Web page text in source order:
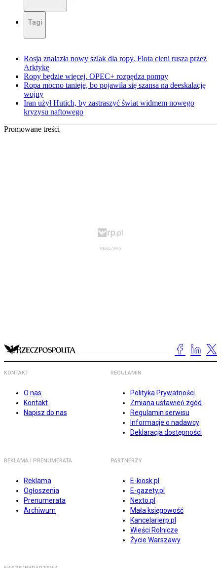
Tagi
Rosja znalazła nowy szlak dla ropy. Flota cieni rusza przez
Arktykę
Ropy będzie więcej. OPEC+ rozpędza pompy
Ropa mocno tanieje, bo pojawiła się szansa na deeskalację
wojny
Iran użył Hutich, by zastraszyć świat widmem nowego
kryzysu naftowego
Promowane treści
KONTAKT
O nas
Kontakt
Napisz do nas
REGULAMIN
Polityka Prywatności
Zmiana ustawień zgód
Regulamin serwisu
Informacje o nadawcy
Deklaracja dostępności
REKLAMA I PRENUMERATA
Reklama
Ogłoszenia
Prenumerata
Archiwum
PARTNERZY
E-kiosk.pl
E-gazety.pl
Nexto.pl
Mała księgowość
Kancelarierp.pl
Wieści Rolnicze
Życie Warszawy